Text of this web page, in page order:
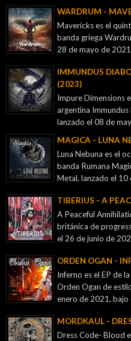
WARDRUM -
Mavericks es el
banda griega
28 de mayo de
IMMUNDUS
(2023)
Impure Dimensions
argentina
lanzado el 08 de
MAGICA - LUNA
Luna Nebuna es el
banda Rumana
Metal, lanzado el 10
TIBERIUS - A
A Peaceful
británica de
el 26 de junio de
ORDEN OGAN -
Inferno es el EP de
Orden Ogan de
enero de 2021, bajo
MORDKAUL -
Dress Code- Blood